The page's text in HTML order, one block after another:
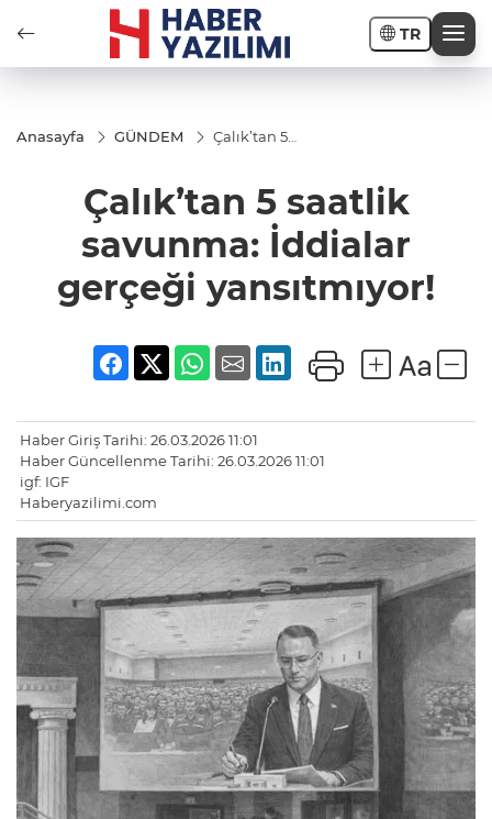
TR
Anasayfa GÜNDEM
Çalık’tan 5
İddialar
gerçeği
yansıtmıyor!
Çalık’tan 5 saatlik
savunma: İddialar
gerçeği yansıtmıyor!
Haber Giriş Tarihi: 26.03.2026 11:01
Haber Güncellenme Tarihi: 26.03.2026 11:01
igf: IGF
Haberyazilimi.com